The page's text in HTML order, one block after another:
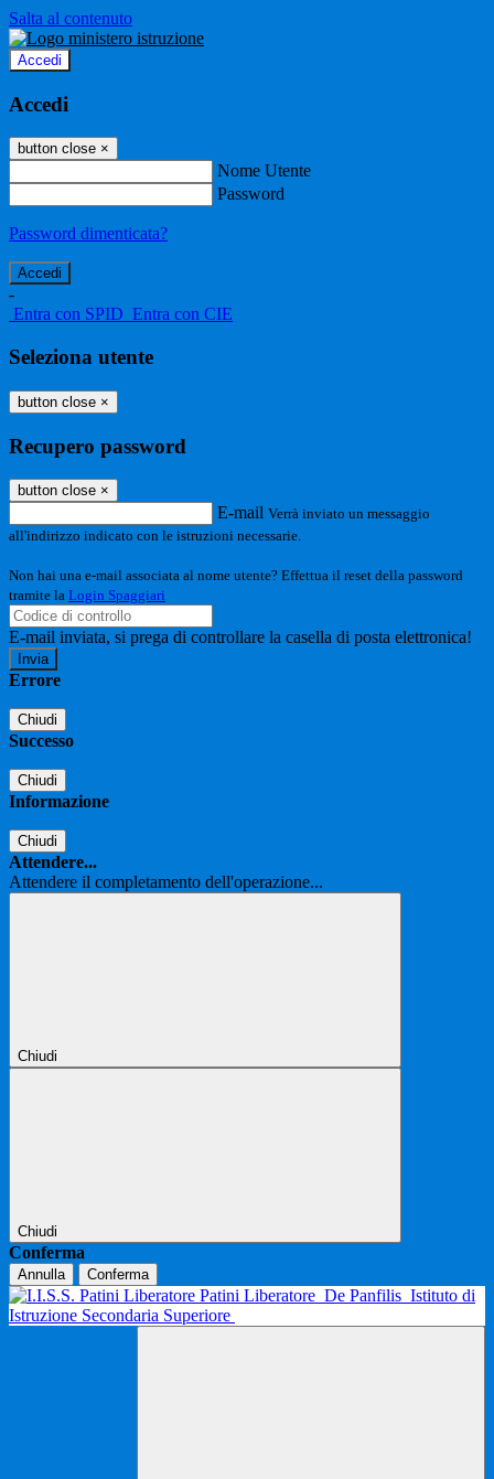
Salta al contenuto
Accedi
Accedi
button close ×
Nome Utente
Password
Password dimenticata?
-
Entra con SPID Entra con CIE
Seleziona utente
button close ×
Recupero password
button close ×
E-mail Verrà inviato un messaggio
all'indirizzo indicato con le istruzioni necessarie.
Non hai una e-mail associata al nome utente? Effettua il reset della password
tramite la Login Spaggiari
E-mail inviata, si prega di controllare la casella di posta elettronica!
Errore
Chiudi
Successo
Chiudi
Informazione
Chiudi
Attendere...
Attendere il completamento dell'operazione...
Chiudi
Chiudi
Conferma
Annulla Conferma
Patini Liberatore De Panfilis Istituto di
Istruzione Secondaria Superiore